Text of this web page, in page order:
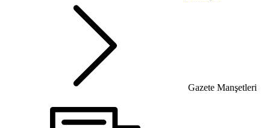
Gazete Manşetleri